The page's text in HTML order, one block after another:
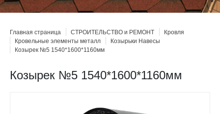
Главная страница СТРОИТЕЛЬСТВО и РЕМОНТ
Кровля
Кровельные элементы металл
Козырьки Навесы
Козырек №5 1540*1600*1160мм
Козырек №5 1540*1600*1160мм